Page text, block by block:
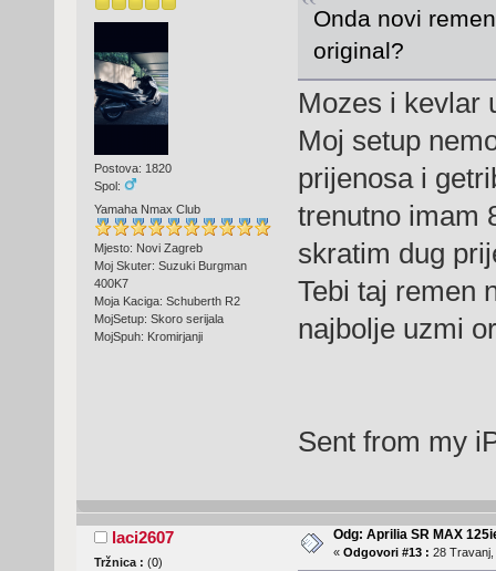
Postova: 1820
Spol:
Yamaha Nmax Club
Mjesto: Novi Zagreb
Moj Skuter: Suzuki Burgman
400K7
Moja Kaciga: Schuberth R2
MojSetup: Skoro serijala
MojSpuh: Kromirjanji
Onda novi
original?
Mozes i kevlar
Moj setup
prijenosa i
trenutno imam
skratim dug
Tebi taj remen
najbolje uzmi
Sent from my
laci2607
Tržnica : (0)
Odg: Aprilia SR MAX
« Odgovori #13 : 28